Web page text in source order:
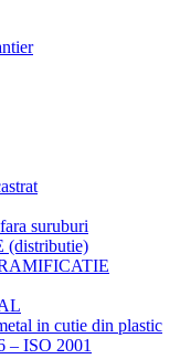
suruburi
in cutie din plastic
– ISO 2001